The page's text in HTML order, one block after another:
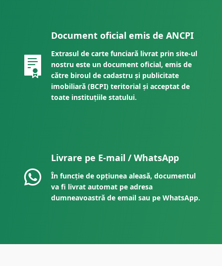
Document oficial emis de ANCPI
Extrasul de carte funciară livrat prin site-ul
nostru este un document oficial, emis de
către biroul de cadastru și publicitate
imobiliară (BCPI) teritorial și acceptat de
toate instituțiile statului.
Livrare pe E-mail / WhatsApp
În funcție de opțiunea aleasă, documentul
va fi livrat automat pe adresa
dumneavoastră de email sau pe WhatsApp.